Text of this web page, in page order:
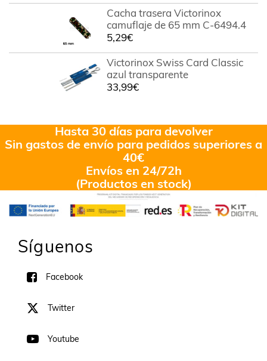
Cacha trasera Victorinox
camuflaje de 65 mm C-6494.4
5,29€
Victorinox Swiss Card Classic
azul transparente
33,99€
Hasta 30 días para devolver
Sin gastos de envío para pedidos superiores a
40€
Envíos en 24/72h
(Productos en stock)
Síguenos
Facebook
Twitter
Youtube